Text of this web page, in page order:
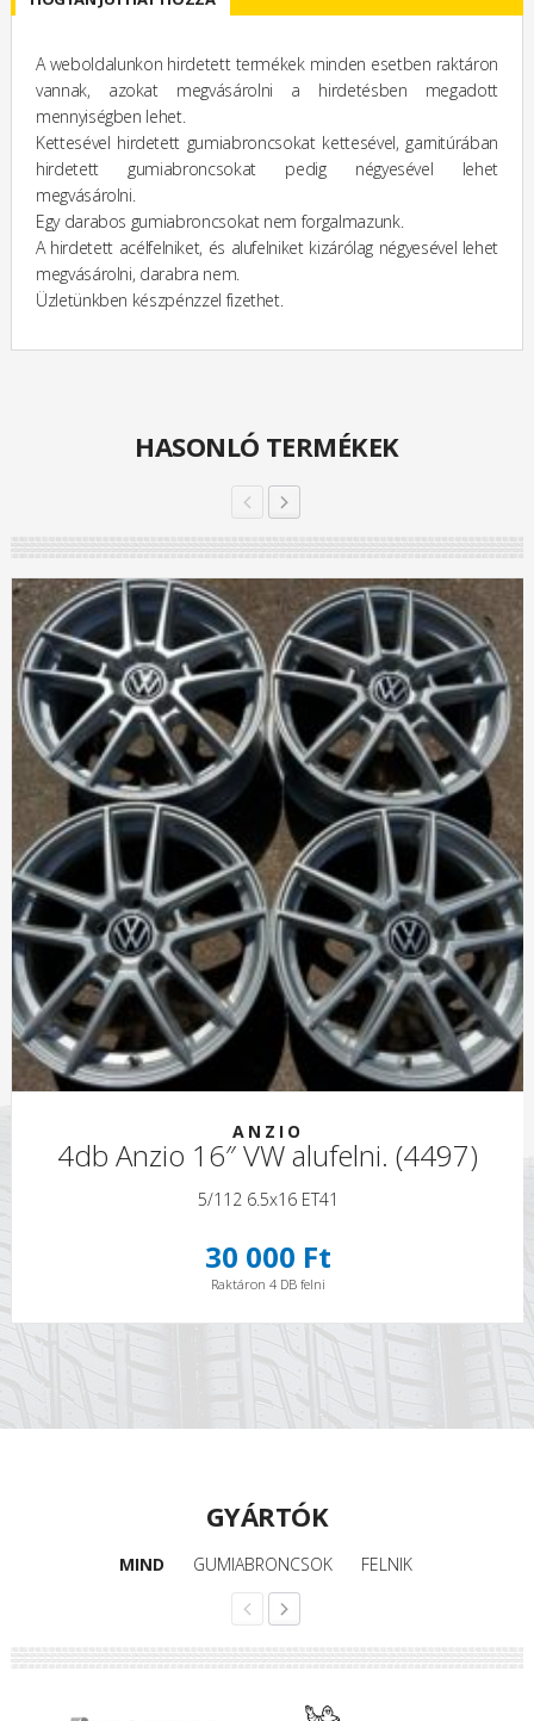
A weboldalunkon hirdetett termékek minden esetben raktáron
vannak, azokat megvásárolni a hirdetésben megadott
mennyiségben lehet.
Kettesével hirdetett gumiabroncsokat kettesével, garnitúrában
hirdetett gumiabroncsokat pedig négyesével lehet
megvásárolni.
Egy darabos gumiabroncsokat nem forgalmazunk.
A hirdetett acélfelniket, és alufelniket kizárólag négyesével lehet
megvásárolni, darabra nem.
Üzletünkben készpénzzel fizethet.
HASONLÓ TERMÉKEK
ANZIO
4db Anzio 16″ VW alufelni. (4497)
5/112 6.5x16 ET41
30 000 Ft
Raktáron 4 DB felni
GYÁRTÓK
MIND GUMIABRONCSOK FELNIK